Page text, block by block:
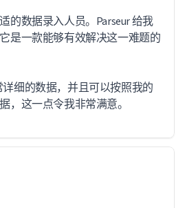
的数据录入人员。Parseur 给我
是一款能够有效解决这一难题的
详细的数据，并且可以按照我的
，这一点令我非常满意。